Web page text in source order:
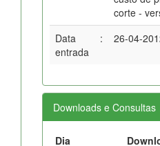
corte -
Data
entrada
: 26-04-
Downloads e Consultas
Dia